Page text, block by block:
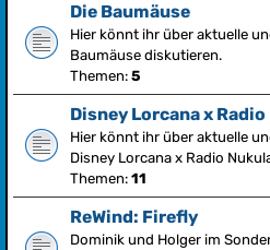
Die Baumäuse
Hier könnt ihr über aktuelle
Baumäuse diskutieren.
Themen: 5
Disney Lorcana x
Hier könnt ihr über aktuelle
Disney Lorcana x Radio
Themen: 11
ReWind: Firefly
Dominik und Holger im